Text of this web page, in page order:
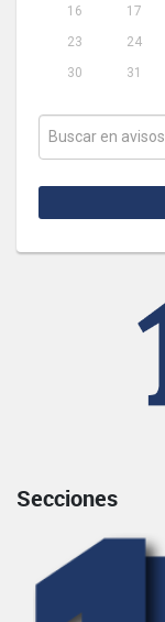
16
17
23
24
30
31
Secciones